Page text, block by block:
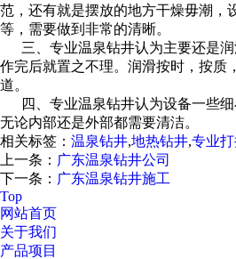
范，还有就是摆放的地方干燥毋潮，
等，需要做到非常的清晰。
三、专业温泉钻井认为主要还是润
作完后就置之不理。润滑按时，按质
道。
四、专业温泉钻井认为设备一些细
无论内部还是外部都需要清洁。
相关标签： 温泉钻井,地热钻井,专业
上一条： 广东温泉钻井公司
下一条： 广东温泉钻井施工
Top
网站首页
关于我们
产品项目